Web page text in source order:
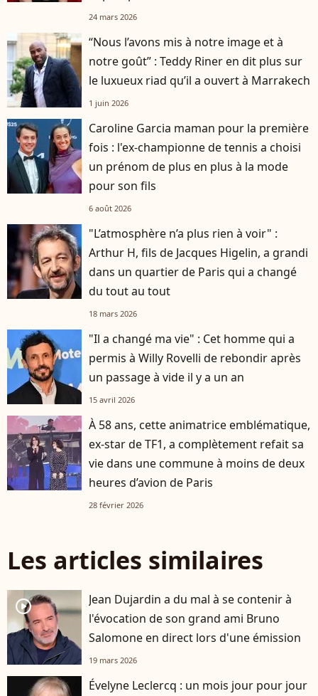
24 mars 2026
“Nous l’avons mis à notre image et à
notre goût” : Teddy Riner en dit plus sur
le luxueux riad qu’il a ouvert à Marrakech
1 juin 2026
Caroline Garcia maman pour la première
fois : l'ex-championne de tennis a choisi
un prénom de plus en plus à la mode
pour son fils
6 août 2026
"L’atmosphère n’a plus rien à voir" :
Arthur H, fils de Jacques Higelin, a grandi
dans un quartier de Paris qui a changé
du tout au tout
18 mars 2026
"Il a changé ma vie" : Cet homme qui a
permis à Willy Rovelli de rebondir après
un passage à vide il y a un an
15 avril 2026
À 58 ans, cette animatrice emblématique,
ex-star de TF1, a complètement refait sa
vie dans une commune à moins de deux
heures d’avion de Paris
28 février 2026
Les articles similaires
player2
Jean Dujardin a du mal à se contenir à
l'évocation de son grand ami Bruno
Salomone en direct lors d'une émission
19 mars 2026
Évelyne Leclercq : un mois jour pour jour